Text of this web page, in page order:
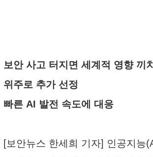
보안 사고 터지면 세계적 영향 끼
위주로 추가 선정
빠른 AI 발전 속도에 대응
[보안뉴스 한세희 기자] 인공지능